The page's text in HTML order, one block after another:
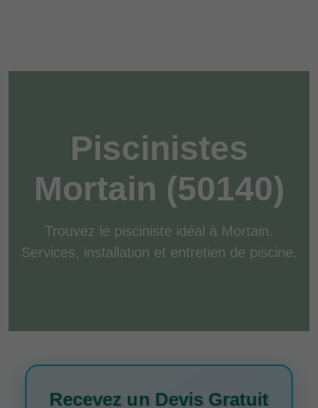
Piscinistes
Mortain (50140)
Trouvez le pisciniste idéal à Mortain.
Services, installation et entretien de piscine.
Recevez un Devis Gratuit